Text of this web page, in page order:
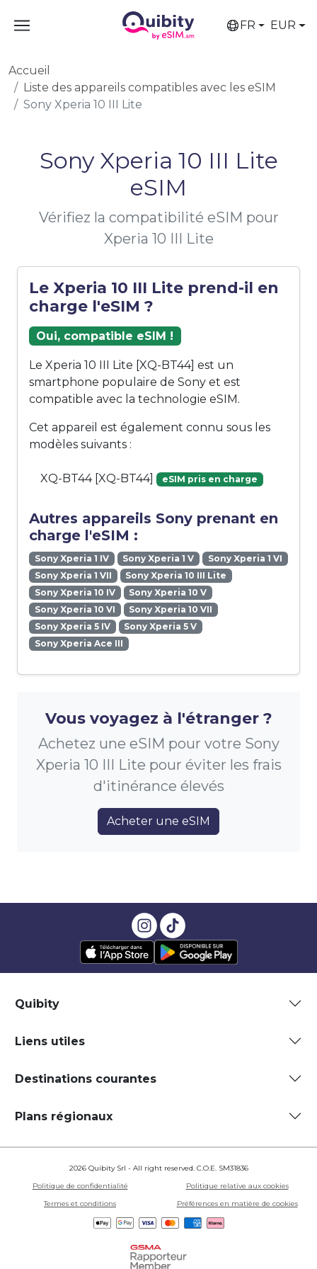
FR EUR
Accueil
Liste des appareils compatibles avec les eSIM
Sony Xperia 10 III Lite
Sony Xperia 10 III Lite
eSIM
Vérifiez la compatibilité eSIM pour
Xperia 10 III Lite
Le Xperia 10 III Lite prend-il en
charge l'eSIM ?
Oui, compatible eSIM !
Le Xperia 10 III Lite [XQ-BT44] est un
smartphone populaire de Sony et est
compatible avec la technologie eSIM.
Cet appareil est également connu sous les
modèles suivants :
XQ-BT44 [XQ-BT44] eSIM pris en charge
Autres appareils Sony prenant en
charge l'eSIM :
Sony Xperia 1 IV Sony Xperia 1 V
Sony Xperia 1 VI
Sony Xperia 1 VII
Sony Xperia 10 III Lite
Sony Xperia 10 IV
Sony Xperia 10 V
Sony Xperia 10 VI
Sony Xperia 10 VII
Sony Xperia 5 IV
Sony Xperia 5 V
Sony Xperia Ace III
Vous voyagez à l'étranger ?
Achetez une eSIM pour votre Sony
Xperia 10 III Lite pour éviter les frais
d'itinérance élevés
Acheter une eSIM
Quibity
Liens utiles
Destinations courantes
Plans régionaux
2026 Quibity Srl - All right reserved. C.O.E. SM31836
Politique de confidentialité
Politique relative aux cookies
Termes et conditions
Préférences en matière de cookies